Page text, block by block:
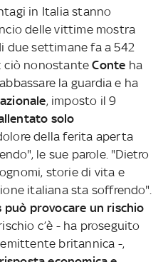
in Italia stanno
delle vittime mostra
due settimane fa a 542
ciò nonostanteConte ha
la guardia e ha
, imposto il 9
solo
della ferita aperta
le sue parole. "Dietro
storie di vita e
italiana sta soffrendo".
può provocare un rischio
c’è - ha proseguito
britannica -,